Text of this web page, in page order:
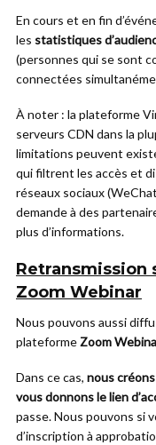
En cours et en fin
les statistiques
(personnes qui se sont
connectées
À noter : la plateforme
serveurs CDN dans la
limitations peuvent
qui filtrent les accès et
réseaux sociaux
demande à des
plus d’informations.
Retransmission
Zoom Webinar
Nous pouvons aussi
plateformeZoom
Dans ce cas, nous
vous donnons le lien
passe. Nous pouvons si
d’inscription à